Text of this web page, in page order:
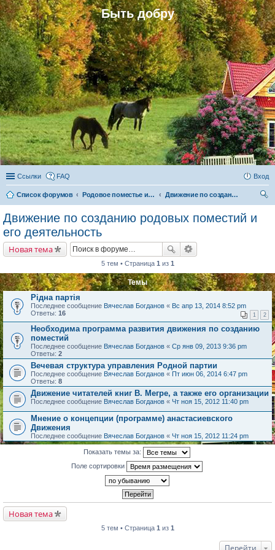
Быть добру
Ссылки FAQ Вход
Список форумов Родовое поместье и родовое поселение
Движение по созданию родовых поместий и его деятельность
Движение по созданию родовых поместий и
его деятельность
Новая тема
5 тем • Страница 1 из 1
Темы
Рідна партія
Последнее сообщение Вячеслав Богданов « Вс апр 13, 2014 8:52 pm
Ответы: 16 1 2
Необходима программа развития движения по созданию
поместий
Последнее сообщение Вячеслав Богданов « Ср янв 09, 2013 9:36 pm
Ответы: 2
Вечевая структура управления Родной партии
Последнее сообщение Вячеслав Богданов « Пт июн 06, 2014 6:47 pm
Ответы: 8
Движение читателей книг В. Мегре, а также его организации
Последнее сообщение Вячеслав Богданов « Чт ноя 15, 2012 11:40 pm
Мнение о концепции (программе) анастасиевского
Движения
Последнее сообщение Вячеслав Богданов « Чт ноя 15, 2012 11:24 pm
Показать темы за:
Поле сортировки
Новая тема
5 тем • Страница 1 из 1
Перейти